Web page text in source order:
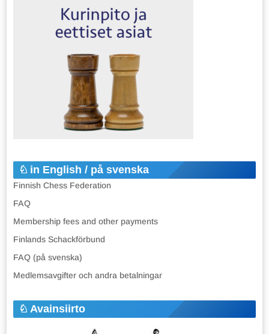
in English / på svenska
Finnish Chess Federation
FAQ
Membership fees and other payments
Finlands Schackförbund
FAQ (på svenska)
Medlemsavgifter och andra betalningar
Avainsiirto